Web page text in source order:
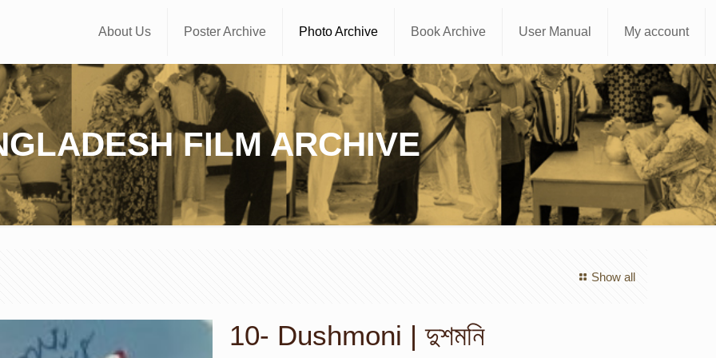
About Us Poster Archive Photo Archive Book Archive User Manual My account
FILM ARCHIVE
Show all
10- Dushmoni | দুশমনি